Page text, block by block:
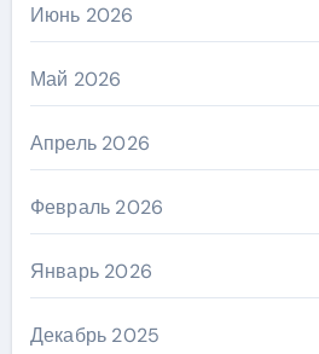
Июнь 2026
Май 2026
Апрель 2026
Февраль 2026
Январь 2026
Декабрь 2025